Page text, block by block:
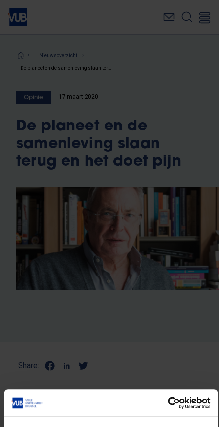
Overslaan
naar
inhoudKruimelpad
Nieuwsoverzicht
Opinie 17 maart 2020
De planeet en de
samenleving slaan
terug en het doet pijn
Share: